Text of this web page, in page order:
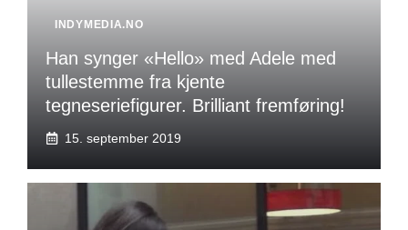
INDYMEDIA.NO
Han synger «Hello» med Adele med
tullestemme fra kjente
tegneseriefigurer. Brilliant fremføring!
15. september 2019